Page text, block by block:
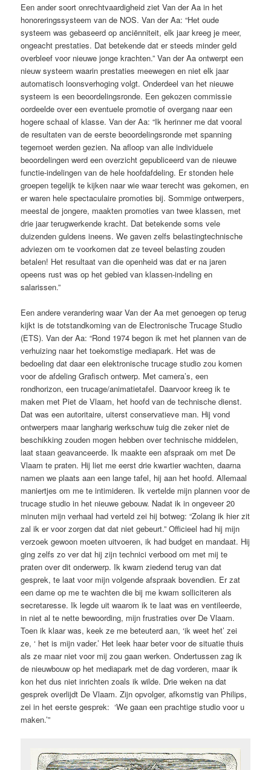
Een ander soort onrechtvaardigheid ziet Van der Aa in het
honoreringssysteem van de NOS. Van der Aa: “Het oude
systeem was gebaseerd op anciënniteit, elk jaar kreeg je meer,
ongeacht prestaties. Dat betekende dat er steeds minder geld
overbleef voor nieuwe jonge krachten.” Van der Aa ontwerpt een
nieuw systeem waarin prestaties meewegen en niet elk jaar
automatisch loonsverhoging volgt. Onderdeel van het nieuwe
systeem is een beoordelingsronde. Een gekozen commissie
oordeelde over een eventuele promotie of overgang naar een
hogere schaal of klasse. Van der Aa: “Ik herinner me dat vooral
de resultaten van de eerste beoordelingsronde met spanning
tegemoet werden gezien. Na afloop van alle individuele
beoordelingen werd een overzicht gepubliceerd van de nieuwe
functie-indelingen van de hele hoofdafdeling. Er stonden hele
groepen tegelijk te kijken naar wie waar terecht was gekomen, en
er waren hele spectaculaire promoties bij. Sommige ontwerpers,
meestal de jongere, maakten promoties van twee klassen, met
drie jaar terugwerkende kracht. Dat betekende soms vele
duizenden guldens ineens. We gaven zelfs belastingtechnische
adviezen om te voorkomen dat ze teveel belasting zouden
betalen! Het resultaat van die openheid was dat er na jaren
opeens rust was op het gebied van klassen-indeling en
salarissen.”
Een andere verandering waar Van der Aa met genoegen op terug
kijkt is de totstandkoming van de Electronische Trucage Studio
(ETS). Van der Aa: “Rond 1974 begon ik met het plannen van de
verhuizing naar het toekomstige mediapark. Het was de
bedoeling dat daar een elektronische trucage studio zou komen
voor de afdeling Grafisch ontwerp. Met camera’s, een
rondhorizon, een trucage/animatietafel. Daarvoor kreeg ik te
maken met Piet de Vlaam, het hoofd van de technische dienst.
Dat was een autoritaire, uiterst conservatieve man. Hij vond
ontwerpers maar langharig werkschuw tuig die zeker niet de
beschikking zouden mogen hebben over technische middelen,
laat staan geavanceerde. Ik maakte een afspraak om met De
Vlaam te praten. Hij liet me eerst drie kwartier wachten, daarna
namen we plaats aan een lange tafel, hij aan het hoofd. Allemaal
maniertjes om me te intimideren. Ik vertelde mijn plannen voor de
trucage studio in het nieuwe gebouw. Nadat ik in ongeveer 20
minuten mijn verhaal had verteld zei hij botweg: “Zolang ik hier zit
zal ik er voor zorgen dat dat niet gebeurt.” Officieel had hij mijn
verzoek gewoon moeten uitvoeren, ik had budget en mandaat. Hij
ging zelfs zo ver dat hij zijn technici verbood om met mij te
praten over dit onderwerp. Ik kwam ziedend terug van dat
gesprek, te laat voor mijn volgende afspraak bovendien. Er zat
een dame op me te wachten die bij me kwam solliciteren als
secretaresse. Ik legde uit waarom ik te laat was en ventileerde,
in niet al te nette bewoording, mijn frustraties over De Vlaam.
Toen ik klaar was, keek ze me beteuterd aan, ‘ik weet het’ zei
ze, ‘ het is mijn vader.’ Het leek haar beter voor de situatie thuis
als ze maar niet voor mij zou gaan werken. Ondertussen zag ik
de nieuwbouw op het mediapark met de dag vorderen, maar ik
kon het dus niet inrichten zoals ik wilde. Drie weken na dat
gesprek overlijdt De Vlaam. Zijn opvolger, afkomstig van Philips,
zei in het eerste gesprek: ‘We gaan een prachtige studio voor u
maken.’”